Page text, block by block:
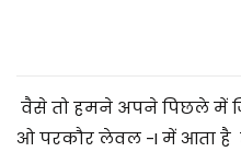
वैसे तो हमने अपने पिछले में
ओ परकौर लेवल -I में आता है